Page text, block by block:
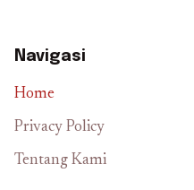
Navigasi
Home
Privacy Policy
Tentang Kami